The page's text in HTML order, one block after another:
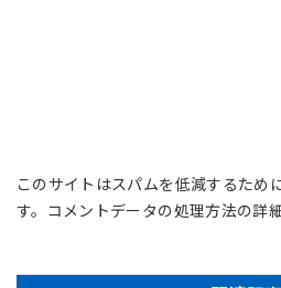
このサイトはスパムを低減するため
す。 コメントデータの処理方法の詳